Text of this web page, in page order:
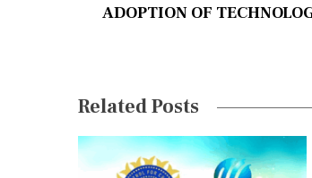
a
t
ADOPTION OF
Related Posts